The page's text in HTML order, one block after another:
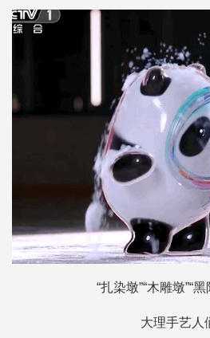
“扎染墩”“木雕墩”“
大理手艺人